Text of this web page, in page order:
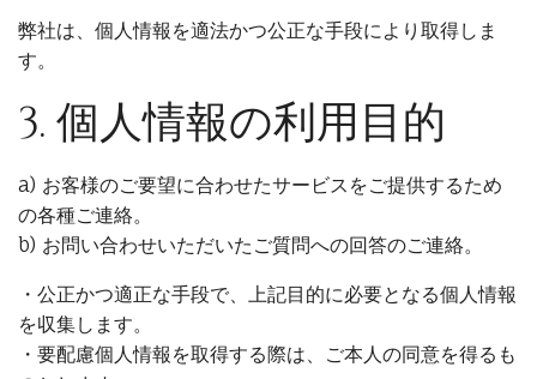
弊社は、個人情報を適法かつ公正な手段により取得しま
す。
3. 個人情報の利用目的
a) お客様のご要望に合わせたサービスをご提供するため
の各種ご連絡。
b) お問い合わせいただいたご質問への回答のご連絡。
・公正かつ適正な手段で、上記目的に必要となる個人情報
を収集します。
・要配慮個人情報を取得する際は、ご本人の同意を得るも